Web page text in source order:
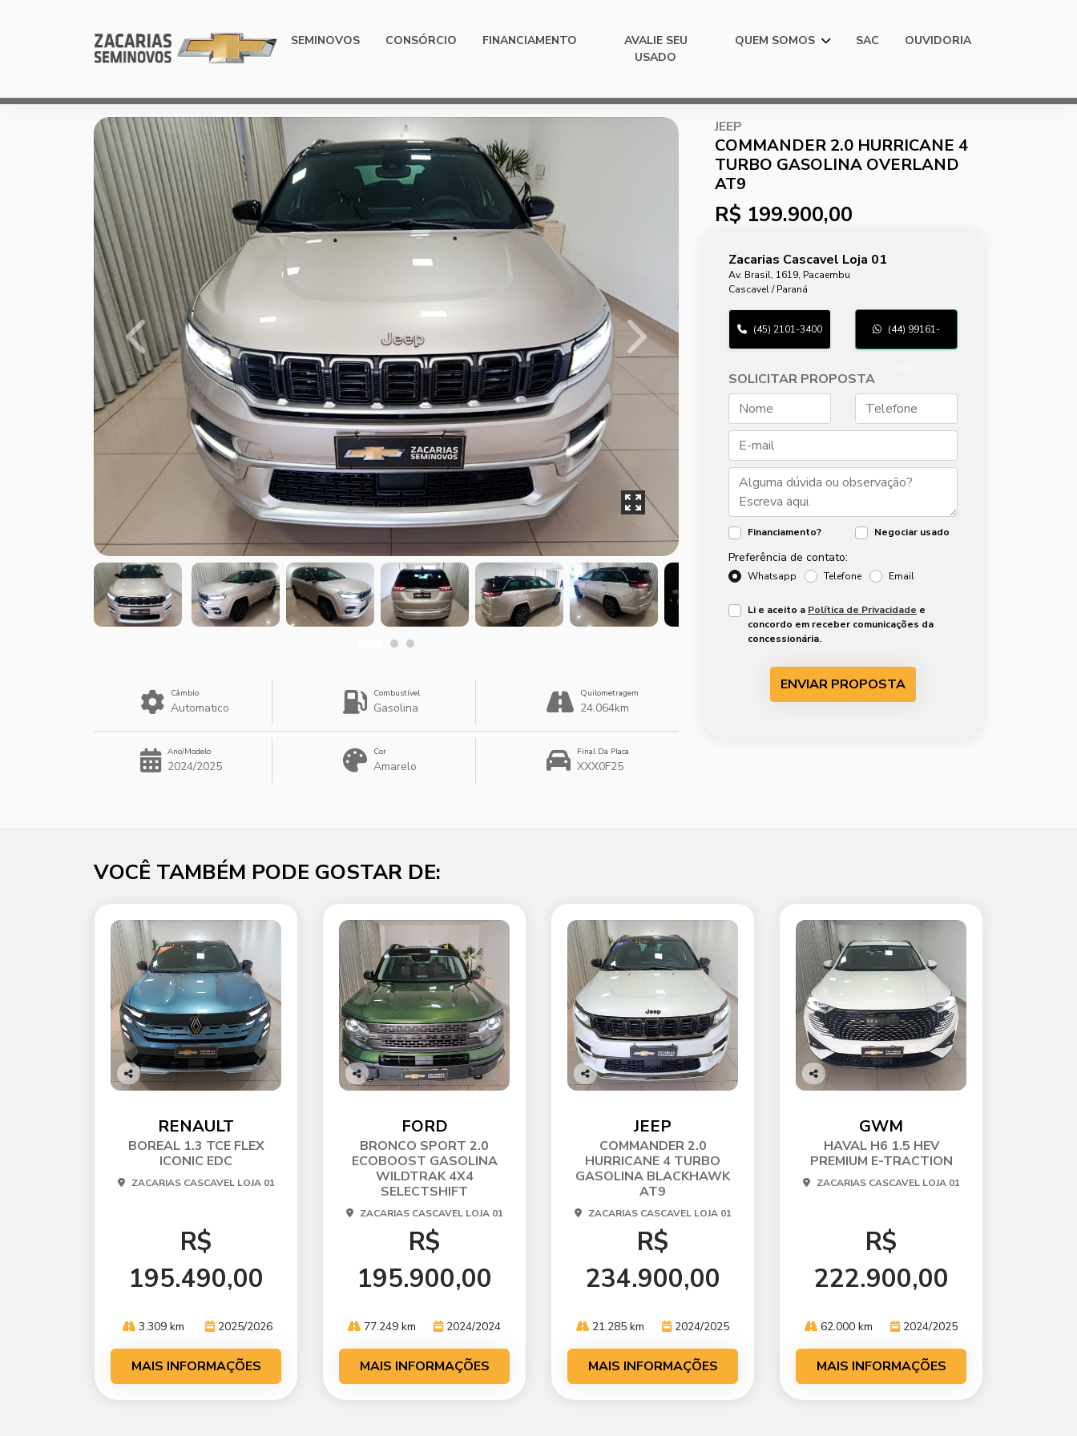
SEMINOVOS CONSÓRCIO FINANCIAMENTO
AVALIE SEU
USADO
QUEM SOMOS SAC OUVIDORIA
JEEP
COMMANDER 2.0 HURRICANE 4
TURBO GASOLINA OVERLAND
AT9
R$ 199.900,00
Zacarias Cascavel Loja 01
Av. Brasil, 1619, Pacaembu
Cascavel / Paraná
(45) 2101-3400 (44) 99161-
SOLICITAR PROPOSTA
Financiamento? Negociar usado
Preferência de contato:
Whatsapp Telefone Email
Li e aceito a Política de Privacidade e
concordo em receber comunicações da
concessionária.
ENVIAR PROPOSTA
Previous Next
Câmbio
Automatico
Combustível
Gasolina
Quilometragem
24.064km
Ano/Modelo
2024/2025
Cor
Amarelo
Final Da Placa
XXX0F25
VOCÊ TAMBÉM PODE GOSTAR DE:
Co
RENAULT
BOREAL 1.3 TCE FLEX
ICONIC EDC
ZACARIAS CASCAVEL LOJA 01
R$
195.490,00
3.309 km 2025/2026
MAIS INFORMAÇÕES
Co
FORD
BRONCO SPORT 2.0
ECOBOOST GASOLINA
WILDTRAK 4X4
SELECTSHIFT
ZACARIAS CASCAVEL LOJA 01
R$
195.900,00
77.249 km 2024/2024
MAIS INFORMAÇÕES
Co
JEEP
COMMANDER 2.0
HURRICANE 4 TURBO
GASOLINA BLACKHAWK
AT9
ZACARIAS CASCAVEL LOJA 01
R$
234.900,00
21.285 km 2024/2025
MAIS INFORMAÇÕES
Co
GWM
HAVAL H6 1.5 HEV
PREMIUM E-TRACTION
ZACARIAS CASCAVEL LOJA 01
R$
222.900,00
62.000 km 2024/2025
MAIS INFORMAÇÕES